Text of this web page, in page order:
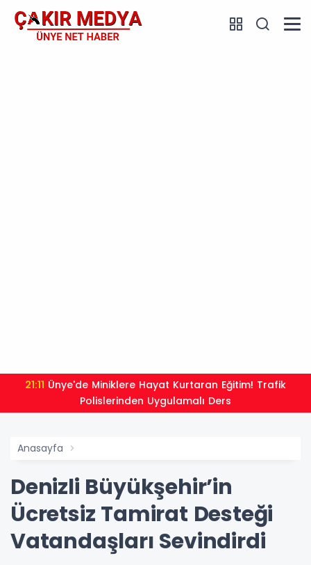
21:11
Polislerinden Uygulamalı Ders
Anasayfa
Denizli Büyükşehir’in
Ücretsiz Tamirat Desteği
Vatandaşları Sevindirdi